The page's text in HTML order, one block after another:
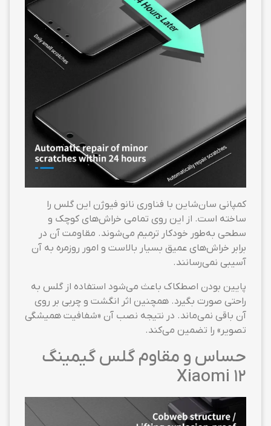
کمپانی سان‌شاین با فناوری نانو فیوژن این گلس را
ساخته است. از این روی تمامی خراش‌های کوچک و
سطحی به‌طور خودکار ترمیم می‌شوند. مقاومت آن در
برابر خراش‌های عمیق بسیار بالاست و امور روزمره به آن
آسیبی نمی‌رسانند.
پایین بودن اصطکاک باعث می‌شود استفاده از گلس به
راحتی صورت بگیرد. همچنین اثر انگشت و چربی بر روی
آن باقی نمی‌ماند. در نتیجه نصب آن «شفافیت همیشگی
تصویر» را تضمین می‌کند.
حساس و مقاوم گلس گیمینگ
Xiaomi 12